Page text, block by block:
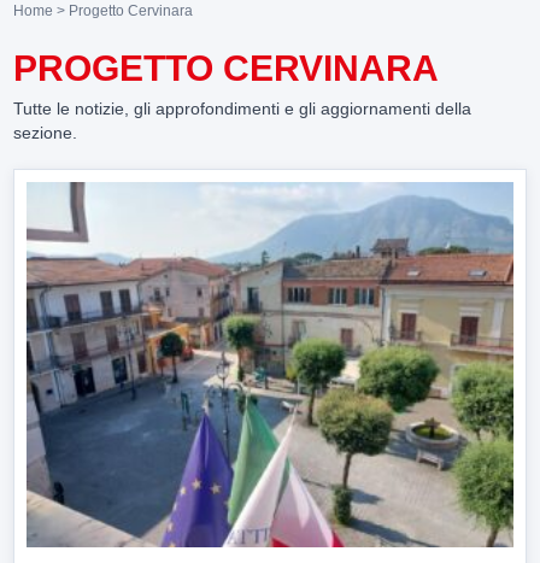
Home > Progetto Cervinara
PROGETTO CERVINARA
Tutte le notizie, gli approfondimenti e gli aggiornamenti della
sezione.